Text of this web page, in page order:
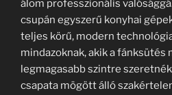
álom professzionális
csupán egyszerű konyhai
teljes körű, modern
mindazoknak, akik a fánksütés
legmagasabb szintre
csapata mögött álló